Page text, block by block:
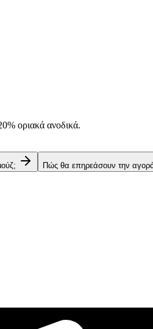
οριακά ανοδικά.
Πώς θα επηρεάσουν την